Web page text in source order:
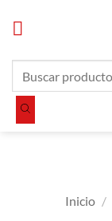
productos
Inicio /